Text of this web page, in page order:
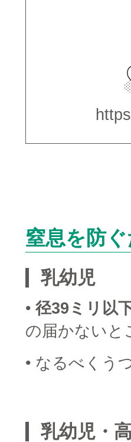
窒息を防
乳幼児
• 径39ミリ以
の届かないと
• なるべくう
乳幼児・